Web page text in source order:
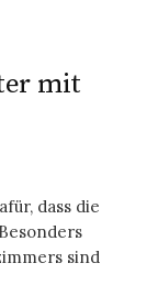
mit
dass die
sind